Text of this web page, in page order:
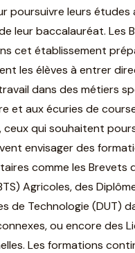
poursuivre leurs études
leur baccalauréat. Les
cet établissement
les élèves à entrer
dans des métiers
et aux écuries de
qui souhaitent
envisager des
comme les Brevets
Agricoles, des
de Technologie (DUT)
ou encore des
Les formations